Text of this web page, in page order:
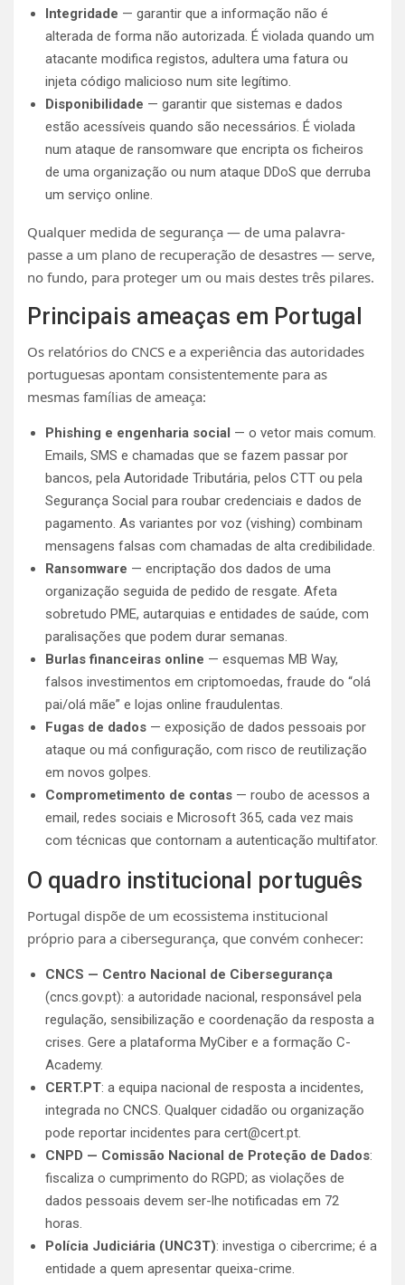
Integridade — garantir que a informação não é
alterada de forma não autorizada. É violada quando um
atacante modifica registos, adultera uma fatura ou
injeta código malicioso num site legítimo.
Disponibilidade — garantir que sistemas e dados
estão acessíveis quando são necessários. É violada
num ataque de ransomware que encripta os ficheiros
de uma organização ou num ataque DDoS que derruba
um serviço online.
Qualquer medida de segurança — de uma palavra-
passe a um plano de recuperação de desastres — serve,
no fundo, para proteger um ou mais destes três pilares.
Principais ameaças em Portugal
Os relatórios do CNCS e a experiência das autoridades
portuguesas apontam consistentemente para as
mesmas famílias de ameaça:
Phishing e engenharia social — o vetor mais comum.
Emails, SMS e chamadas que se fazem passar por
bancos, pela Autoridade Tributária, pelos CTT ou pela
Segurança Social para roubar credenciais e dados de
pagamento. As variantes por voz (vishing) combinam
mensagens falsas com chamadas de alta credibilidade.
Ransomware — encriptação dos dados de uma
organização seguida de pedido de resgate. Afeta
sobretudo PME, autarquias e entidades de saúde, com
paralisações que podem durar semanas.
Burlas financeiras online — esquemas MB Way,
falsos investimentos em criptomoedas, fraude do “olá
pai/olá mãe” e lojas online fraudulentas.
Fugas de dados — exposição de dados pessoais por
ataque ou má configuração, com risco de reutilização
em novos golpes.
Comprometimento de contas — roubo de acessos a
email, redes sociais e Microsoft 365, cada vez mais
com técnicas que contornam a autenticação multifator.
O quadro institucional português
Portugal dispõe de um ecossistema institucional
próprio para a cibersegurança, que convém conhecer:
CNCS — Centro Nacional de Cibersegurança
(cncs.gov.pt): a autoridade nacional, responsável pela
regulação, sensibilização e coordenação da resposta a
crises. Gere a plataforma MyCiber e a formação C-
Academy.
CERT.PT: a equipa nacional de resposta a incidentes,
integrada no CNCS. Qualquer cidadão ou organização
pode reportar incidentes para cert@cert.pt.
CNPD — Comissão Nacional de Proteção de Dados:
fiscaliza o cumprimento do RGPD; as violações de
dados pessoais devem ser-lhe notificadas em 72
horas.
Polícia Judiciária (UNC3T): investiga o cibercrime; é a
entidade a quem apresentar queixa-crime.